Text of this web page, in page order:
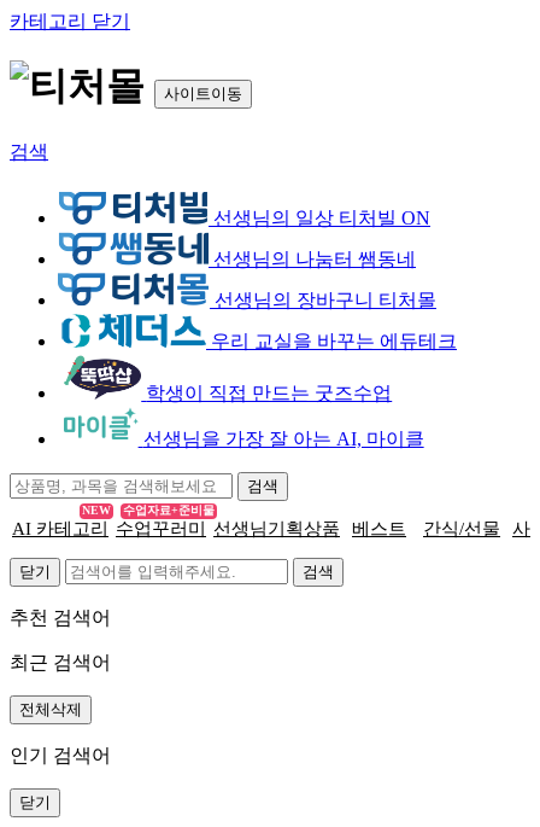
카테고리 닫기
사이트이동
검색
선생님의 일상 티처빌 ON
선생님의 나눔터 쌤동네
선생님의 장바구니 티처몰
우리 교실을 바꾸는 에듀테크
학생이 직접 만드는 굿즈수업
선생님을 가장 잘 아는 AI, 마이클
AI 카테고리
NEW
수업꾸러미
수업자료+준비물
선생님기획상품 베스트 간식/선물 사
닫기
추천 검색어
최근 검색어
전체삭제
인기 검색어
닫기